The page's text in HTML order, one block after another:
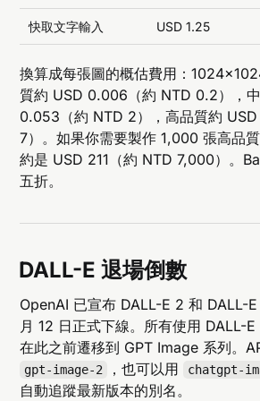
快取文字輸入 USD 1.25
換算成每張圖的概估費用：
質約 USD 0.006（約 NTD 0.2），
0.053（約 NTD 2），高品質約
7）。如果你需要製作 1,000 張高品
約是 USD 211（約 NTD 7,000）。
五折。
DALL-E 退場倒數
OpenAI 已宣布 DALL-E 2 和 DALL-
月 12 日正式下線。所有使用 DALL-
在此之前遷移到 GPT Image 系列。
gpt-image-2 ，也可以用 chatgpt-
自動追蹤最新版本的別名。